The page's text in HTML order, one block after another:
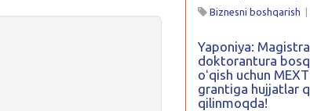
Biznesni boshqarish
Yaponiya:
doktorantura
oʻqish uchun
grantiga hujjatlar
qilinmoqda!